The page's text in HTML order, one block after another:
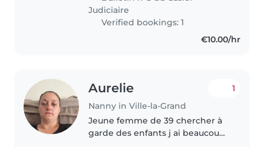
d’une grande famille,..
Judiciaire
Verified bookings: 1
€10.00/hr
Aurelie
Nanny in Ville-la-Grand
1
Jeune femme de 39 chercher à
garde des enfants j ai beaucoup